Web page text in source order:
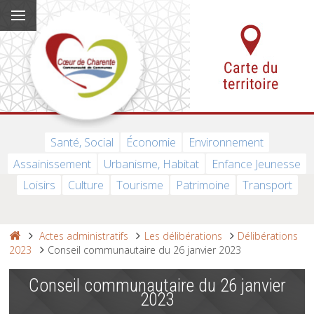
Santé, Social Économie
Environnement
Assainissement
Urbanisme, Habitat
Enfance Jeunesse
Loisirs
Culture Tourisme Patrimoine Transport
Actes administratifs Les délibérations
Délibérations
2023
Conseil communautaire du 26 janvier 2023
Conseil communautaire du 26 janvier
2023